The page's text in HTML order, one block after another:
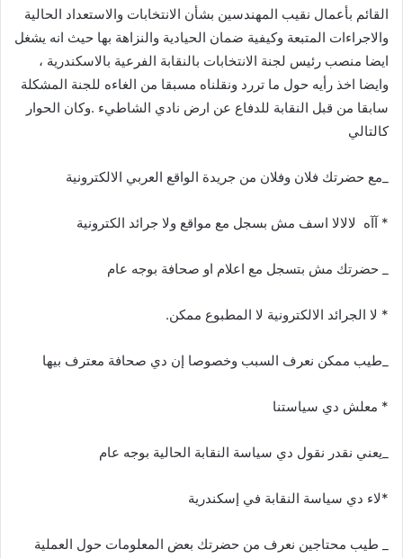
القائم بأعمال نقيب المهندسين بشأن الانتخابات والاستعداد الحالية
والاجراءات المتبعة وكيفية ضمان الحيادية والنزاهة بها حيث انه يشغل
ايضا منصب رئيس لجنة الانتخابات بالنقابة الفرعية بالاسكندرية ،
وايضا اخذ رأيه حول ما تررد ونقلناه مسبقا من الغاءه للجنة المشكلة
سابقا من قبل النقابة للدفاع عن ارض نادي الشاطيء .وكان الحوار
كالتالي
_مع حضرتك فلان وفلان من جريدة الواقع العربي الالكترونية
* آآه لالالا اسف مش بسجل مع مواقع ولا جرائد الكترونية
_ حضرتك مش بتسجل مع اعلام او صحافة بوجه عام
* لا الجرائد الالكترونية لا المطبوع ممكن.
_طيب ممكن نعرف السبب وخصوصا إن دي صحافة معترف بيها
* معلش دي سياستنا
_يعني نقدر نقول دي سياسة النقابة الحالية بوجه عام
*لاء دي سياسة النقابة في إسكندرية
_ طيب محتاجين نعرف من حضرتك بعض المعلومات حول العملية